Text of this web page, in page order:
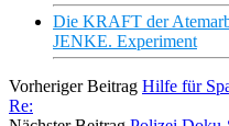
Die KRAFT der
JENKE. Experiment
Vorheriger Beitrag Hilfe für
Re: